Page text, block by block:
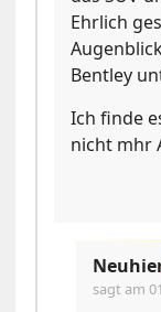
Ehrlich
Bentley
Ich finde
nicht mhr
sagt am